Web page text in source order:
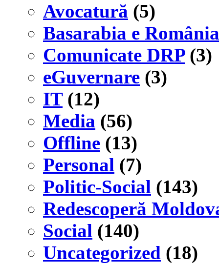
Avocatură (5)
Basarabia e România
Comunicate DRP(3)
eGuvernare (3)
IT(12)
Media (56)
Offline (13)
Personal (7)
Politic-Social (143)
Redescoperă
Social (140)
Uncategorized (18)